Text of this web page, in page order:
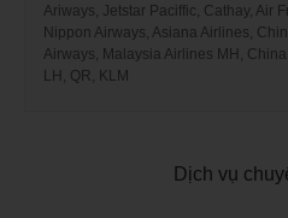
Ariways, Jetstar Paciffic, Cathay, Air
Nippon Airways, Asiana Airlines,
Airways, Malaysia Airlines MH, China
LH, QR, KLM
Dịch vụ